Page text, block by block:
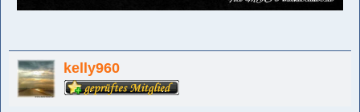
kelly960